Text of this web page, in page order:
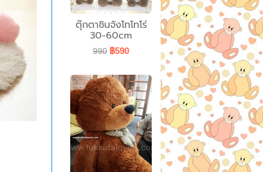
ตุ๊กตาชินจังโทโทโร่
30-60cm
990 ฿590